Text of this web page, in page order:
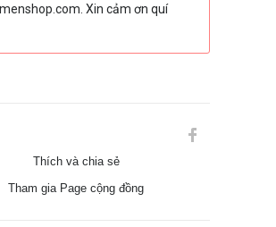
Xin cảm ơn quí
Thích và chia sẻ
Tham gia Page cộng đồng